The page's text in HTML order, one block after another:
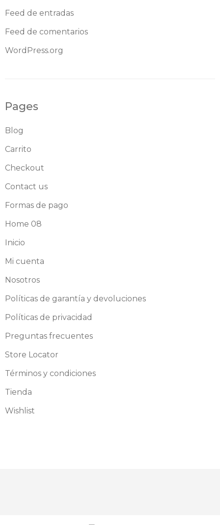
Feed de entradas
Feed de comentarios
WordPress.org
Pages
Blog
Carrito
Checkout
Contact us
Formas de pago
Home 08
Inicio
Mi cuenta
Nosotros
Políticas de garantía y devoluciones
Políticas de privacidad
Preguntas frecuentes
Store Locator
Términos y condiciones
Tienda
Wishlist